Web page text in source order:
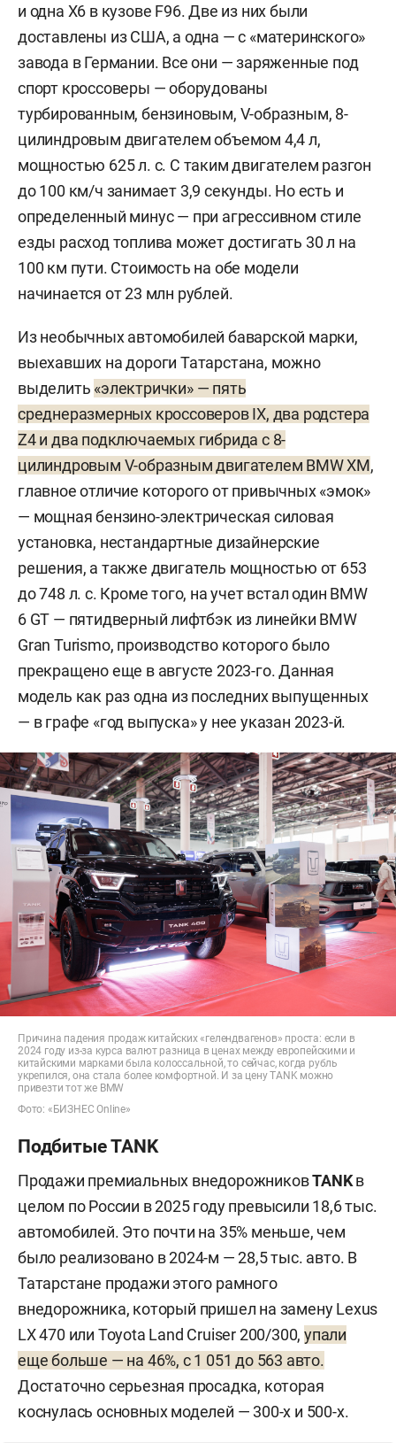
и одна X6 в кузове F96. Две из них были
доставлены из США, а одна — с «материнского»
завода в Германии. Все они — заряженные под
спорт кроссоверы — оборудованы
турбированным, бензиновым, V-образным, 8-
цилиндровым двигателем объемом 4,4 л,
мощностью 625 л. с. С таким двигателем разгон
до 100 км/ч занимает 3,9 секунды. Но есть и
определенный минус — при агрессивном стиле
езды расход топлива может достигать 30 л на
100 км пути. Стоимость на обе модели
начинается от 23 млн рублей.
Из необычных автомобилей баварской марки,
выехавших на дороги Татарстана, можно
выделить «электрички» — пять
среднеразмерных кроссоверов IX, два родстера
Z4 и два подключаемых гибрида с 8-
цилиндровым V-образным двигателем BMW XM,
главное отличие которого от привычных «эмок»
— мощная бензино-электрическая силовая
установка, нестандартные дизайнерские
решения, а также двигатель мощностью от 653
до 748 л. с. Кроме того, на учет встал один BMW
6 GT — пятидверный лифтбэк из линейки BMW
Gran Turismo, производство которого было
прекращено еще в августе 2023-го. Данная
модель как раз одна из последних выпущенных
— в графе «год выпуска» у нее указан 2023-й.
Причина падения продаж китайских «гелендвагенов» проста: если в
2024 году из-за курса валют разница в ценах между европейскими и
китайскими марками была колоссальной, то сейчас, когда рубль
укрепился, она стала более комфортной. И за цену TANK можно
привезти тот же BMW
Фото: «БИЗНЕС Online»
Подбитые TANK
Продажи премиальных внедорожниковTANKв
целом по России в 2025 году превысили 18,6 тыс.
автомобилей. Это почти на 35% меньше, чем
было реализовано в 2024-м — 28,5 тыс. авто. В
Татарстане продажи этого рамного
внедорожника, который пришел на замену Lexus
LX 470 или Toyota Land Cruiser 200/300,упали
еще больше — на 46%, с 1 051 до 563 авто.
Достаточно серьезная просадка, которая
коснулась основных моделей — 300-х и 500-х.